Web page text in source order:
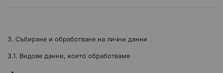
3. Събиране и обработване на лични данни
3.1. Видове данни, които обработваме